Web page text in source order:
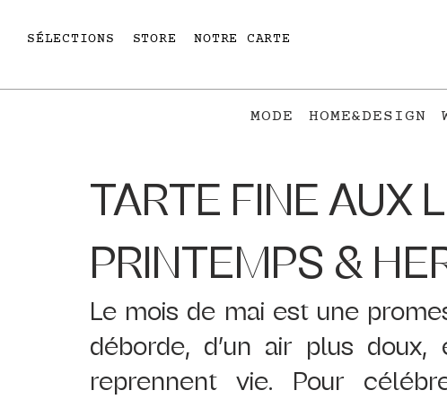
SÉLECTIONS STORE NOTRE CARTE
MODE HOME&DESIGN
TARTE FINE AUX
PRINTEMPS &
Le mois de mai est une
déborde, d’un air plus
reprennent vie. Pour